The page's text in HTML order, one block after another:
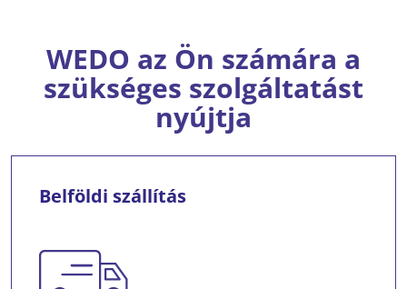
WEDO az Ön számára a
szükséges szolgáltatást
nyújtja
Belföldi szállítás